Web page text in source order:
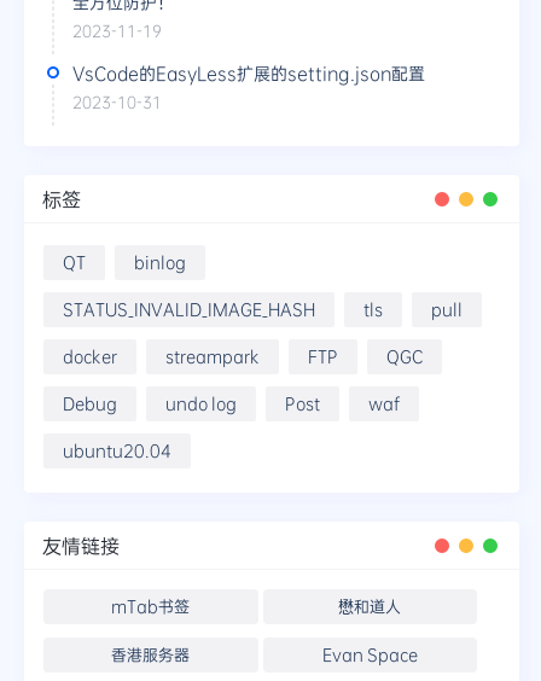
2023-11-19
VsCode的EasyLess扩展的setting.json配置
2023-10-31
标签
QT binlog
STATUS_INVALID_IMAGE_HASH tls pull
docker streampark FTP QGC
Debug undo log Post waf
ubuntu20.04
友情链接
mTab书签 懋和道人
香港服务器 Evan Space